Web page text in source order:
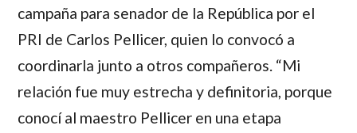
campaña para senador de la República por el
PRI de Carlos Pellicer, quien lo convocó a
coordinarla junto a otros compañeros. “Mi
relación fue muy estrecha y definitoria, porque
conocí al maestro Pellicer en una etapa